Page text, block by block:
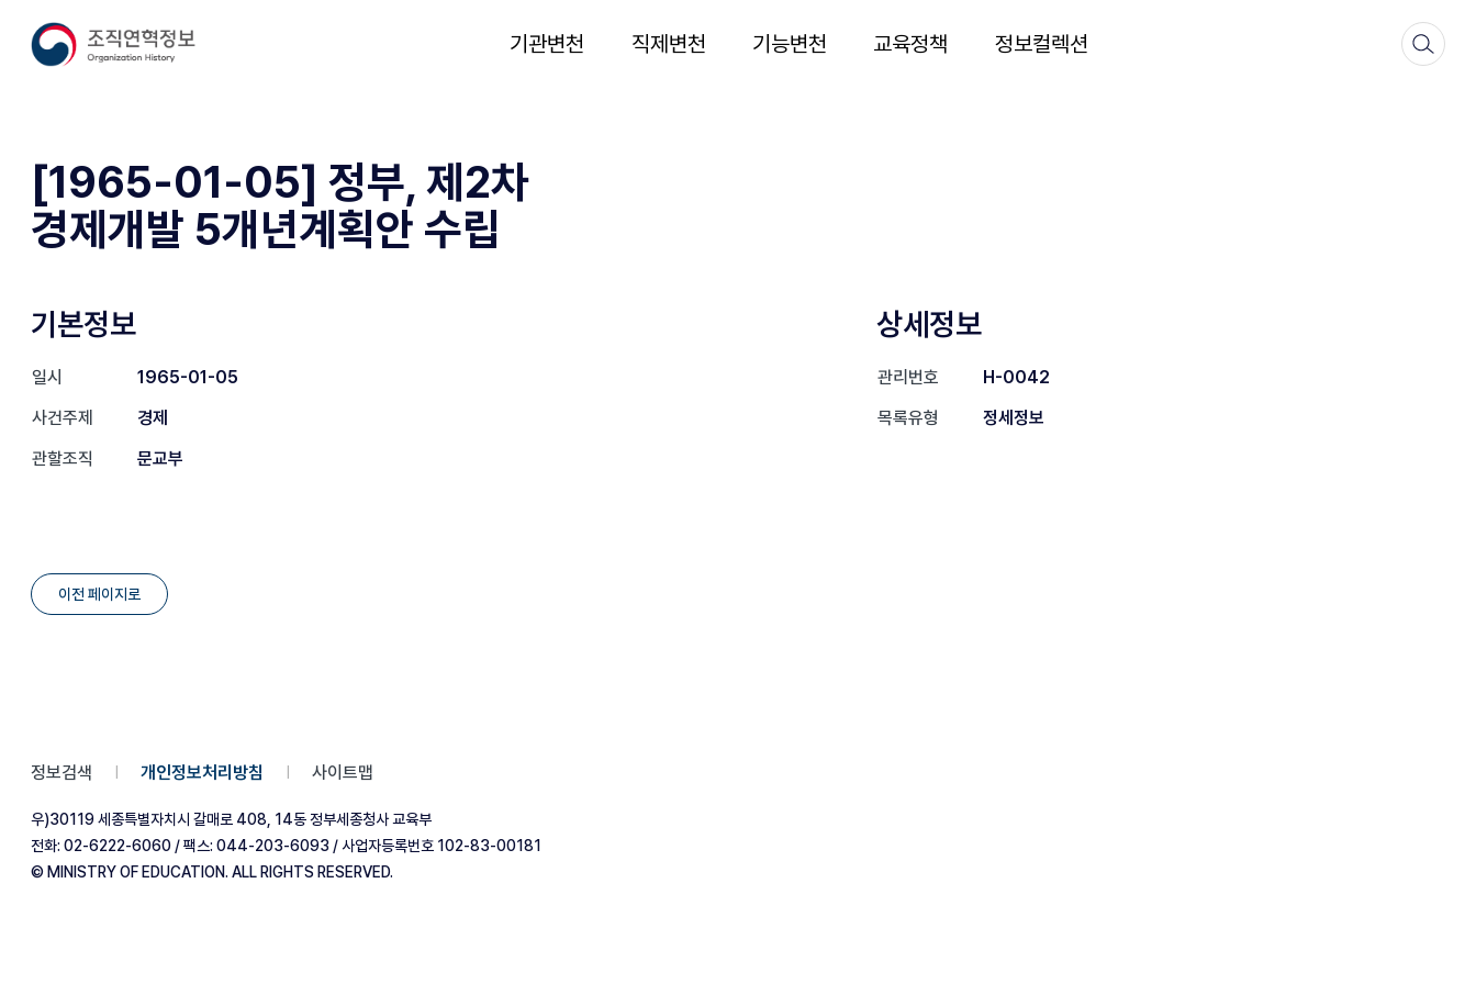
기관변천 직제변천 기능변천 교육정책 정보컬렉션
[1965-01-05] 정부, 제2차
경제개발 5개년계획안 수립
기본정보
일시
1965-01-05
사건주제
경제
관할조직
문교부
상세정보
관리번호
H-0042
목록유형
정세정보
이전 페이지로
정보검색 개인정보처리방침 사이트맵
우)30119 세종특별자치시 갈매로 408, 14동 정부세종청사 교육부
전화: 02-6222-6060 / 팩스: 044-203-6093 / 사업자등록번호 102-83-00181
© MINISTRY OF EDUCATION. ALL RIGHTS RESERVED.